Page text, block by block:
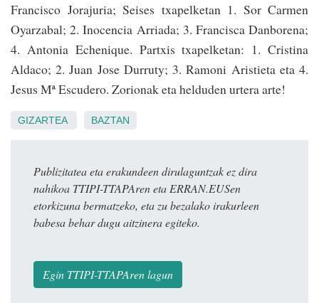
Francisco Jorajuria; Seises txapelketan 1. Sor Carmen
Oyarzabal; 2. Inocencia Arriada; 3. Francisca Danborena;
4. Antonia Echenique. Partxis txapelketan: 1. Cristina
Aldaco; 2. Juan Jose Durruty; 3. Ramoni Aristieta eta 4.
Jesus Mª Escudero. Zorionak eta helduden urtera arte!
GIZARTEA BAZTAN
Publizitatea eta erakundeen dirulaguntzak ez dira
nahikoa TTIPI-TTAPAren eta ERRAN.EUSen
etorkizuna bermatzeko, eta zu bezalako irakurleen
babesa behar dugu aitzinera egiteko.
Egin TTIPI-TTAPAren lagun